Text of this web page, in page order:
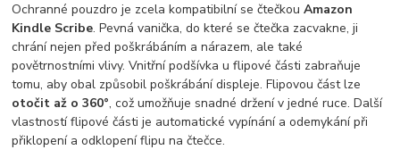
Ochranné pouzdro je zcela kompatibilní se čtečkouAmazon
Kindle Scribe. Pevná vanička, do které se čtečka zacvakne, ji
chrání nejen před poškrábáním a nárazem, ale také
povětrnostními vlivy. Vnitřní podšívka u flipové části zabraňuje
tomu, aby obal způsobil poškrábání displeje. Flipovou část lze
otočit až o 360°, což umožňuje snadné držení v jedné ruce. Další
vlastností flipové části je automatické vypínání a odemykání při
přiklopení a odklopení flipu na čtečce.